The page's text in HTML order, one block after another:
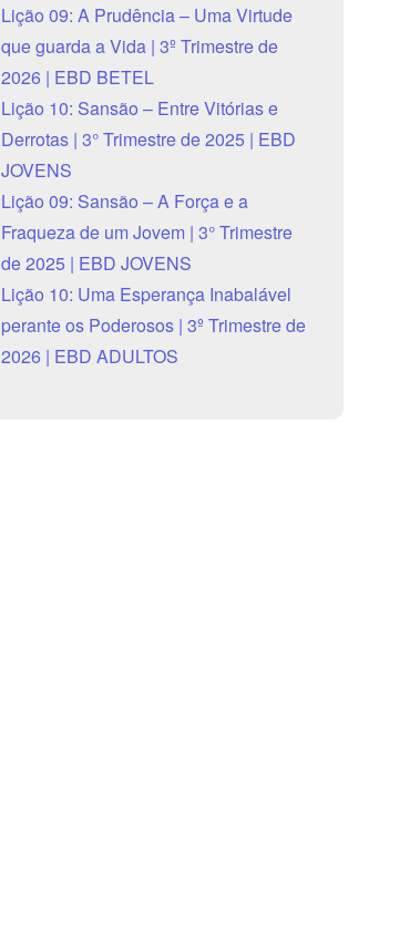
Lição 09: A Prudência – Uma Virtude
que guarda a Vida | 3º Trimestre de
2026 | EBD BETEL
Lição 10: Sansão – Entre Vitórias e
Derrotas | 3° Trimestre de 2025 | EBD
JOVENS
Lição 09: Sansão – A Força e a
Fraqueza de um Jovem | 3° Trimestre
de 2025 | EBD JOVENS
Lição 10: Uma Esperança Inabalável
perante os Poderosos | 3º Trimestre de
2026 | EBD ADULTOS